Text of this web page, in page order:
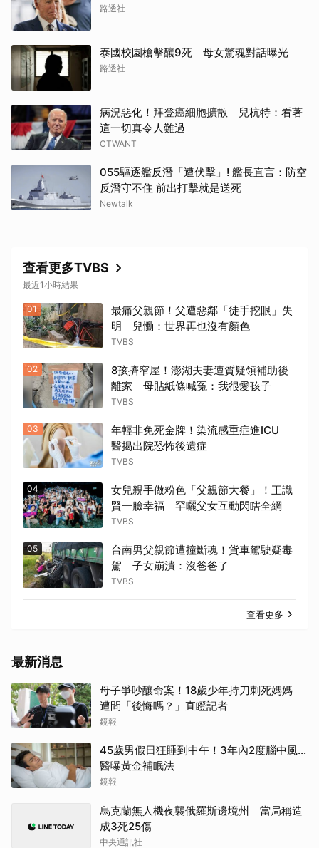
路透社
泰國校園槍擊釀9死 母女驚魂對話曝光
路透社
病況惡化！拜登癌細胞擴散 兒杭特：看著
這一切真令人難過
CTWANT
055驅逐艦反潛「遭伏擊」! 艦長直言：防空
反潛守不住 前出打擊就是送死
Newtalk
查看更多TVBS
最近1小時結果
01
最痛父親節！父遭惡鄰「徒手挖眼」失
明 兒慟：世界再也沒有顏色
TVBS
02
8孩擠窄屋！澎湖夫妻遭質疑領補助後
離家 母貼紙條喊冤：我很愛孩子
TVBS
03
年輕非免死金牌！染流感重症進ICU
醫揭出院恐怖後遺症
TVBS
04
女兒親手做粉色「父親節大餐」！王識
賢一臉幸福 罕曬父女互動閃瞎全網
TVBS
05
台南男父親節遭撞斷魂！貨車駕駛疑毒
駕 子女崩潰：沒爸爸了
TVBS
查看更多
最新消息
母子爭吵釀命案！18歲少年持刀刺死媽媽
遭問「後悔嗎？」直瞪記者
鏡報
45歲男假日狂睡到中午！3年內2度腦中風…
醫曝黃金補眠法
鏡報
烏克蘭無人機夜襲俄羅斯邊境州 當局稱造
成3死25傷
中央通訊社
取消